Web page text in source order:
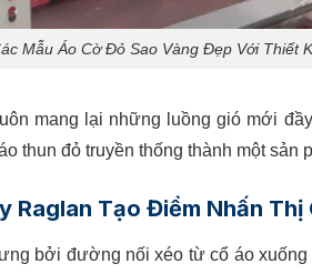
Mẫu Áo Cờ Đỏ Sao Vàng Đẹp Với Thiết
mang lại những luồng gió mới
thun đỏ truyền thống thành một sản
Raglan Tạo Điểm Nhấn Thị
bởi đường nối xéo từ cổ áo